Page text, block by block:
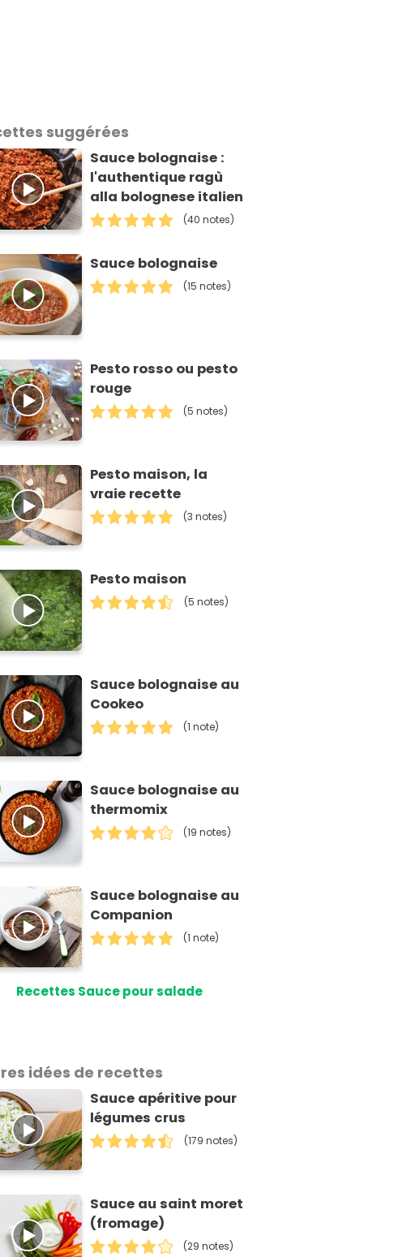
suggérées
Sauce bolognaise :
l'authentique ragù
alla bolognese italien
(40 notes)
Sauce bolognaise
(15 notes)
Pesto rosso ou pesto
rouge
(5 notes)
Pesto maison, la
vraie recette
(3 notes)
Pesto maison
(5 notes)
Sauce bolognaise au
Cookeo
(1 note)
Sauce bolognaise au
thermomix
(19 notes)
Sauce bolognaise au
Companion
(1 note)
Recettes Sauce pour salade
idées de recettes
Sauce apéritive pour
légumes crus
(179 notes)
Sauce au saint moret
(fromage)
(29 notes)